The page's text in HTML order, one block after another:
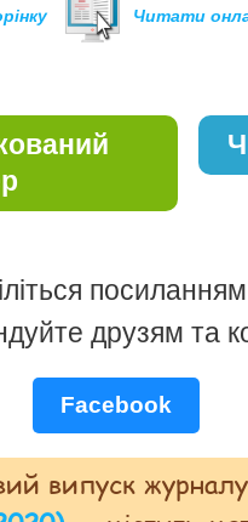
Читати
друзям та
Facebook
випуск